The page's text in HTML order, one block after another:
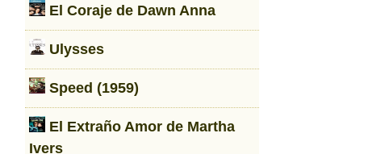
El Coraje de Dawn Anna
Ulysses
Speed (1959)
El Extraño Amor de Martha
Ivers